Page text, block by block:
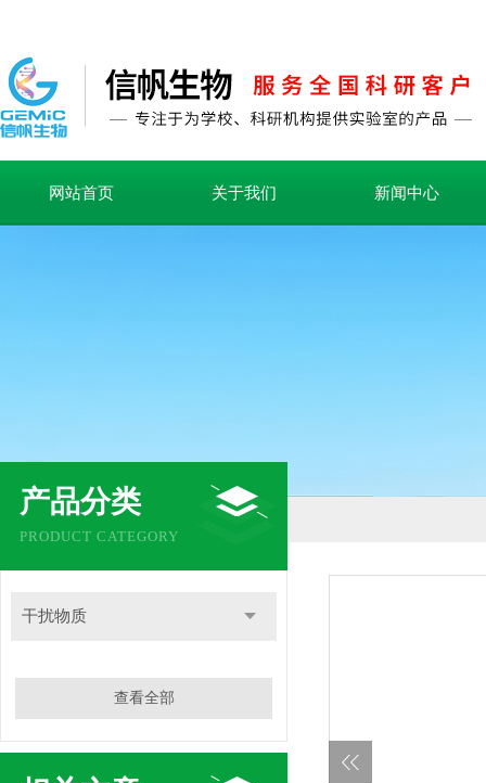
网站首页 关于我们 新闻中心
产品分类
PRODUCT CATEGORY
干扰物质
查看全部